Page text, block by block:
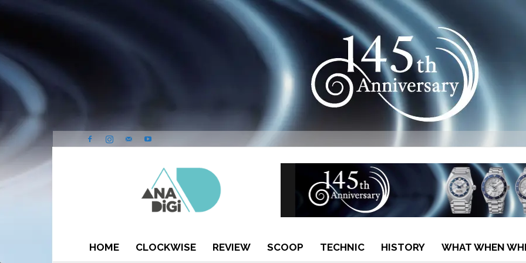
HOME CLOCKWISE REVIEW SCOOP TECHNIC HISTORY WHAT WHEN